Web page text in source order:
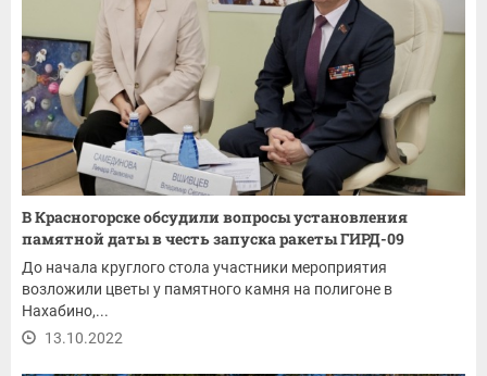
В Красногорске обсудили вопросы установления
памятной даты в честь запуска ракеты ГИРД-09
До начала круглого стола участники мероприятия
возложили цветы у памятного камня на полигоне в
Нахабино,...
13.10.2022